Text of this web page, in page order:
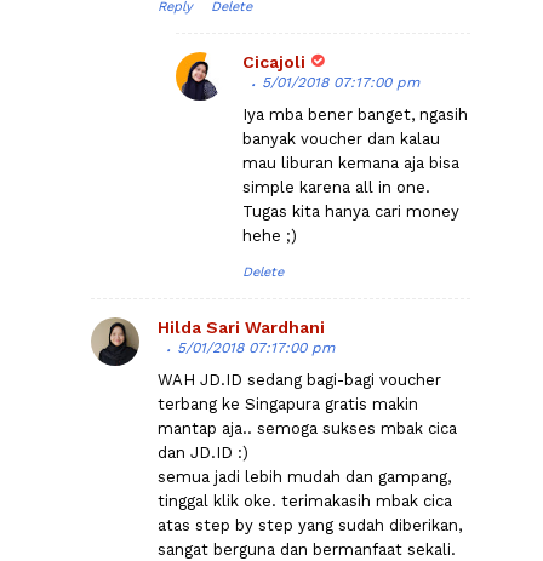
Reply Delete
Cicajoli
5/01/2018 07:17:00 pm
Iya mba bener banget, ngasih
banyak voucher dan kalau
mau liburan kemana aja bisa
simple karena all in one.
Tugas kita hanya cari money
hehe ;)
Delete
Hilda Sari Wardhani
5/01/2018 07:17:00 pm
WAH JD.ID sedang bagi-bagi voucher
terbang ke Singapura gratis makin
mantap aja.. semoga sukses mbak cica
dan JD.ID :)
semua jadi lebih mudah dan gampang,
tinggal klik oke. terimakasih mbak cica
atas step by step yang sudah diberikan,
sangat berguna dan bermanfaat sekali.